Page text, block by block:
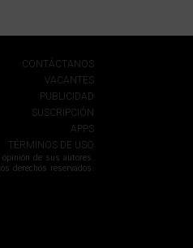
CONTÁCTANOS
VACANTES
PUBLICIDAD
SUSCRIPCIÓN
APPS
TÉRMINOS DE USO
de sus autores.
derechos reservados.